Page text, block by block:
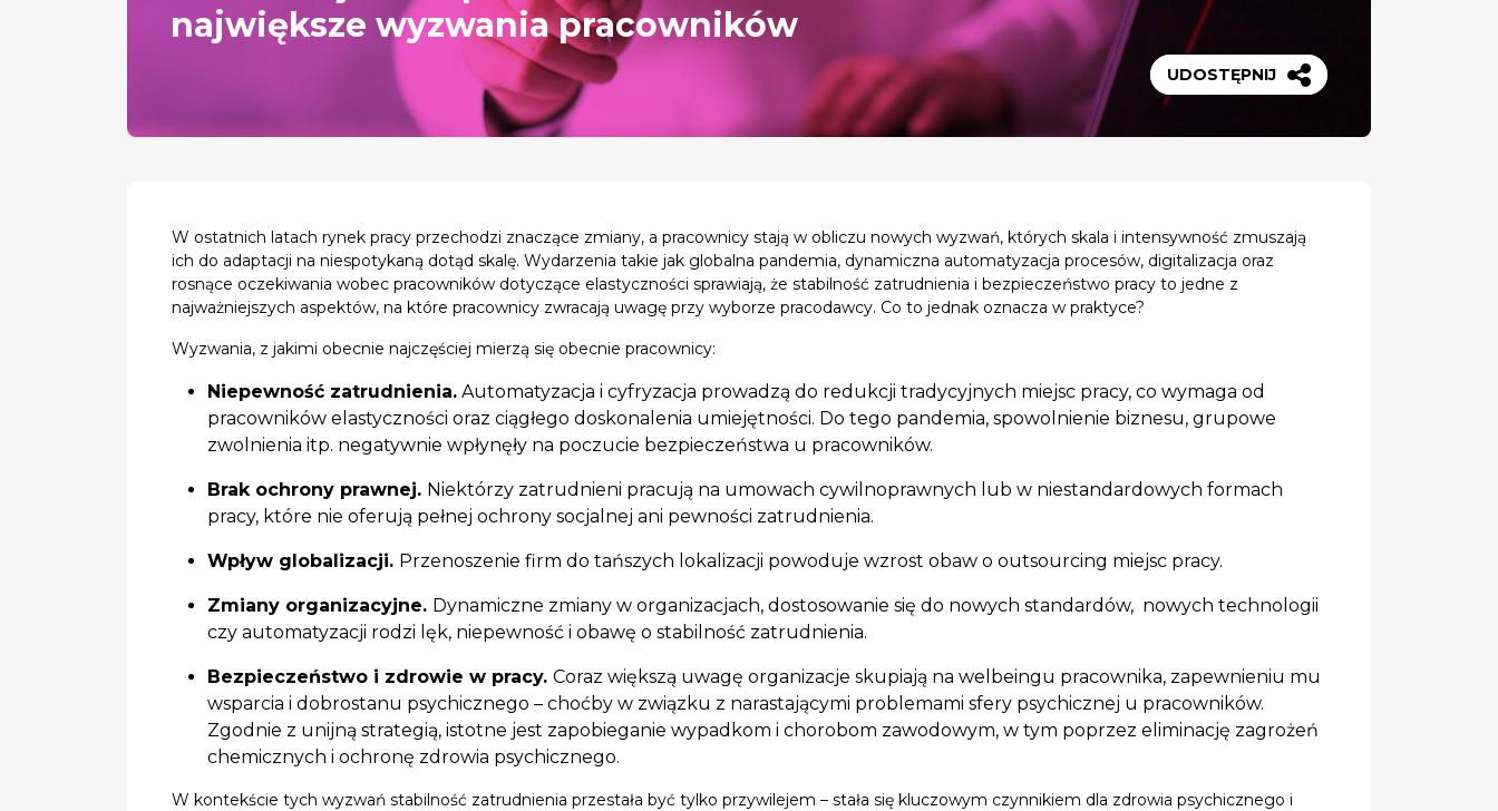
największe wyzwania pracowników
UDOSTĘPNIJ
W ostatnich latach rynek pracy przechodzi znaczące zmiany, a pracownicy stają w obliczu nowych wyzwań, których skala i intensywność zmuszają
ich do adaptacji na niespotykaną dotąd skalę. Wydarzenia takie jak globalna pandemia, dynamiczna automatyzacja procesów, digitalizacja oraz
rosnące oczekiwania wobec pracowników dotyczące elastyczności sprawiają, że stabilność zatrudnienia i bezpieczeństwo pracy to jedne z
najważniejszych aspektów, na które pracownicy zwracają uwagę przy wyborze pracodawcy. Co to jednak oznacza w praktyce?
Wyzwania, z jakimi obecnie najczęściej mierzą się obecnie pracownicy:
Niepewność zatrudnienia. Automatyzacja i cyfryzacja prowadzą do redukcji tradycyjnych miejsc pracy, co wymaga od
pracowników elastyczności oraz ciągłego doskonalenia umiejętności. Do tego pandemia, spowolnienie biznesu, grupowe
zwolnienia itp. negatywnie wpłynęły na poczucie bezpieczeństwa u pracowników.
Brak ochrony prawnej. Niektórzy zatrudnieni pracują na umowach cywilnoprawnych lub w niestandardowych formach
pracy, które nie oferują pełnej ochrony socjalnej ani pewności zatrudnienia.
Wpływ globalizacji. Przenoszenie firm do tańszych lokalizacji powoduje wzrost obaw o outsourcing miejsc pracy.
Zmiany organizacyjne. Dynamiczne zmiany w organizacjach, dostosowanie się do nowych standardów, nowych technologii
czy automatyzacji rodzi lęk, niepewność i obawę o stabilność zatrudnienia.
Bezpieczeństwo i zdrowie w pracy. Coraz większą uwagę organizacje skupiają na welbeingu pracownika, zapewnieniu mu
wsparcia i dobrostanu psychicznego – choćby w związku z narastającymi problemami sfery psychicznej u pracowników.
Zgodnie z unijną strategią, istotne jest zapobieganie wypadkom i chorobom zawodowym, w tym poprzez eliminację zagrożeń
chemicznych i ochronę zdrowia psychicznego.
W kontekście tych wyzwań stabilność zatrudnienia przestała być tylko przywilejem – stała się kluczowym czynnikiem dla zdrowia psychicznego i